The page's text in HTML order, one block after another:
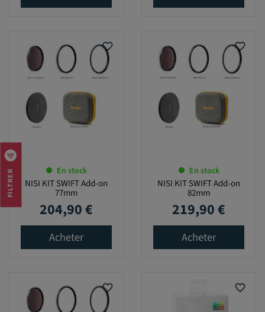
FILTRER
favorite_border
En stock
NISI KIT SWIFT Add-on
77mm
Prix
204,90 €
Acheter
favorite_border
En stock
NISI KIT SWIFT Add-on
82mm
Prix
219,90 €
Acheter
favorite_border favorite_border